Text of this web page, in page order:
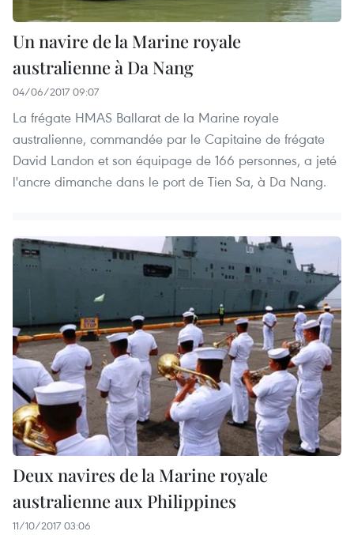
Un navire de la Marine royale
australienne à Da Nang
04/06/2017 09:07
La frégate HMAS Ballarat de la Marine royale
australienne, commandée par le Capitaine de frégate
David Landon et son équipage de 166 personnes, a jeté
l'ancre dimanche dans le port de Tien Sa, à Da Nang.
Deux navires de la Marine royale
australienne aux Philippines
11/10/2017 03:06